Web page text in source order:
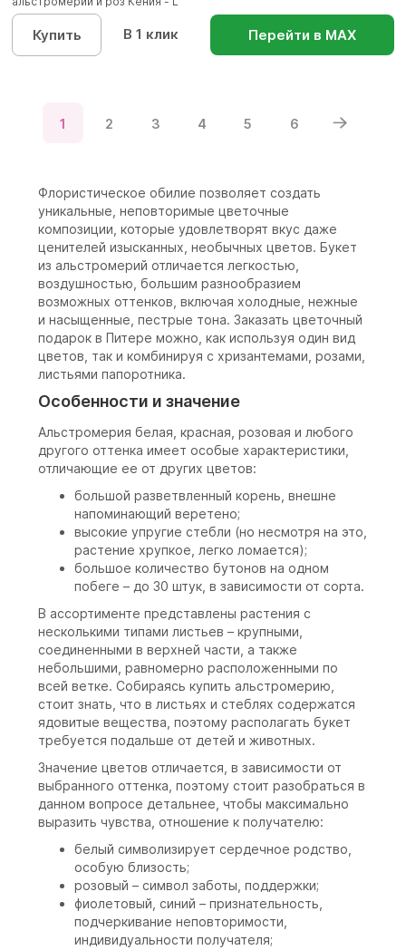
Купить В 1 клик Перейти в МАХ
1 2 3 4 5 6
Флористическое обилие позволяет создать
уникальные, неповторимые цветочные
композиции, которые удовлетворят вкус даже
ценителей изысканных, необычных цветов. Букет
из альстромерий отличается легкостью,
воздушностью, большим разнообразием
возможных оттенков, включая холодные, нежные
и насыщенные, пестрые тона. Заказать цветочный
подарок в Питере можно, как используя один вид
цветов, так и комбинируя с хризантемами, розами,
листьями папоротника.
Особенности и значение
Альстромерия белая, красная, розовая и любого
другого оттенка имеет особые характеристики,
отличающие ее от других цветов:
большой разветвленный корень, внешне
напоминающий веретено;
высокие упругие стебли (но несмотря на это,
растение хрупкое, легко ломается);
большое количество бутонов на одном
побеге – до 30 штук, в зависимости от сорта.
В ассортименте представлены растения с
несколькими типами листьев – крупными,
соединенными в верхней части, а также
небольшими, равномерно расположенными по
всей ветке. Собираясь купить альстромерию,
стоит знать, что в листьях и стеблях содержатся
ядовитые вещества, поэтому располагать букет
требуется подальше от детей и животных.
Значение цветов отличается, в зависимости от
выбранного оттенка, поэтому стоит разобраться в
данном вопросе детальнее, чтобы максимально
выразить чувства, отношение к получателю:
белый символизирует сердечное родство,
особую близость;
розовый – символ заботы, поддержки;
фиолетовый, синий – признательность,
подчеркивание неповторимости,
индивидуальности получателя;